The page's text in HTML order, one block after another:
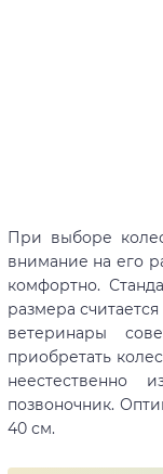
При выборе
внимание на его
комфортно.
размера
ветеринары
приобретать
неестественно
позвоночник.
40 см.